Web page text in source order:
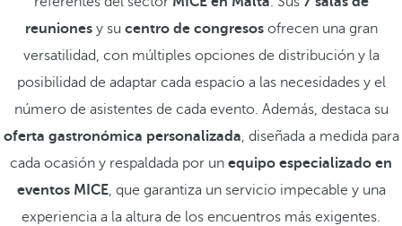
reunionesy su centro de congresosofrecen una gran
versatilidad, con múltiples opciones de distribución y la
posibilidad de adaptar cada espacio a las necesidades y el
número de asistentes de cada evento. Además, destaca su
oferta gastronómica personalizada, diseñada a medida para
cada ocasión y respaldada por un equipo especializado en
eventos MICE, que garantiza un servicio impecable y una
experiencia a la altura de los encuentros más exigentes.